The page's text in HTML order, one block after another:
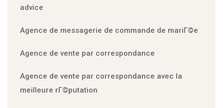
advice
Agence de messagerie de commande de mariГ©e
Agence de vente par correspondance
Agence de vente par correspondance avec la
meilleure rГ©putation